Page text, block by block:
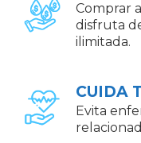
Comprar
disfruta
ilimitada.
CUIDA
Evita